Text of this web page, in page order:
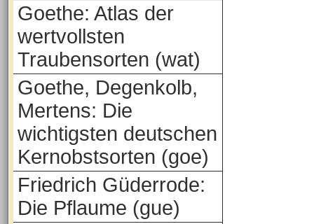
Goethe: Atlas der
wertvollsten
Traubensorten (wat)
Goethe, Degenkolb,
Mertens: Die
wichtigsten deutschen
Kernobstsorten (goe)
Friedrich Güderrode:
Die Pflaume (gue)